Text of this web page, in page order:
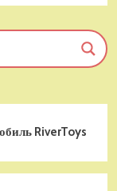
T777TT 4WD
RiverToys